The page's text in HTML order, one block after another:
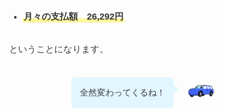
月々の支払額 26,292円
ということになります。
全然変わってくるね！